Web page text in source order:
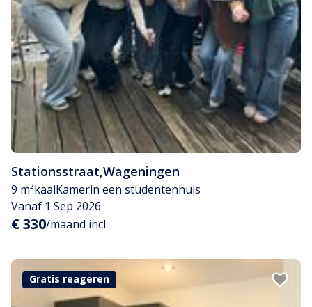
Stationsstraat,Wageningen
9 m²kaalKamerin een studentenhuis
Vanaf 1 Sep 2026
€ 330/maand incl.
Gratis reageren